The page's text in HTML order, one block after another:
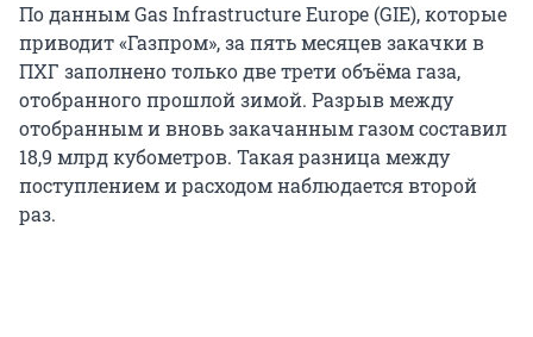
По данным Gas Infrastructure Europe (GIE), которые
приводит «Газпром», за пять месяцев закачки в
ПХГ заполнено только две трети объёма газа,
отобранного прошлой зимой. Разрыв между
отобранным и вновь закачанным газом составил
18,9 млрд кубометров. Такая разница между
поступлением и расходом наблюдается второй
раз.